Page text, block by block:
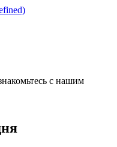
с нашим